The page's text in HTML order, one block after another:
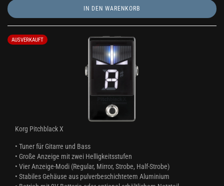
IN DEN WARENKORB
AUSVERKAUFT
Korg Pitchblack X
• Tuner für Gitarre und Bass
• Große Anzeige mit zwei Helligkeitsstufen
• Vier Anzeige-Modi (Regular, Mirror, Strobe, Half-Strobe)
• Stabiles Gehäuse aus pulverbeschichtetem Aluminium